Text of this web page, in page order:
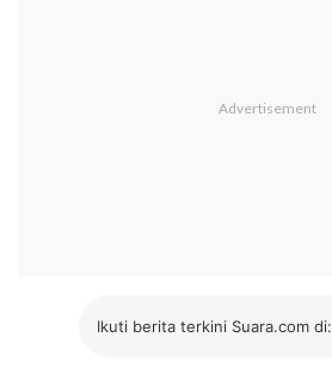
Ikuti berita terkini Suara.com di: